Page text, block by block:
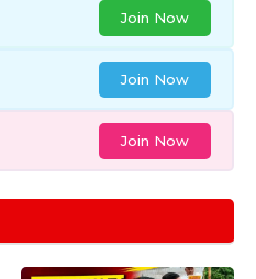
Join Now
Join Now
Join Now